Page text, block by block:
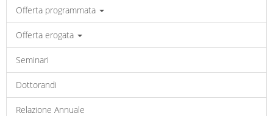
Offerta programmata
Offerta erogata
Seminari
Dottorandi
Relazione Annuale